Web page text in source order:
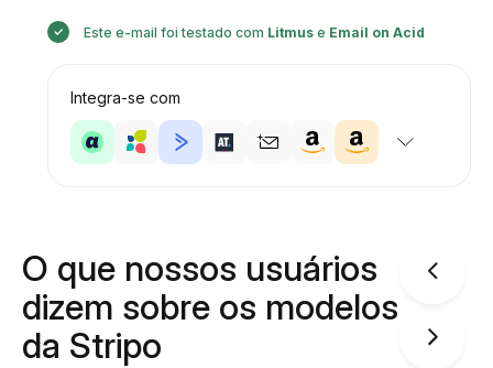
Este e-mail foi testado com Litmuse Email on Acid
Integra-se com
O que nossos usuários
dizem sobre os modelos
da Stripo